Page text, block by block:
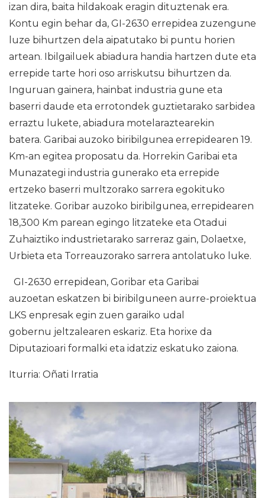
izan dira, baita hildakoak eragin dituztenak era.
Kontu egin behar da, GI-2630 errepidea zuzengune
luze bihurtzen dela aipatutako bi puntu horien
artean. Ibilgailuek abiadura handia hartzen dute eta
errepide tarte hori oso arriskutsu bihurtzen da.
Inguruan gainera, hainbat industria gune eta
baserri daude eta errotondek guztietarako sarbidea
erraztu lukete, abiadura motelaraztearekin
batera. Garibai auzoko biribilgunea errepidearen 19.
Km-an egitea proposatu da. Horrekin Garibai eta
Munazategi industria gunerako eta errepide
ertzeko baserri multzorako sarrera egokituko
litzateke. Goribar auzoko biribilgunea, errepidearen
18,300 Km parean egingo litzateke eta Otadui
Zuhaiztiko industrietarako sarreraz gain, Dolaetxe,
Urbieta eta Torreauzorako sarrera antolatuko luke.
GI-2630 errepidean, Goribar eta Garibai
auzoetan eskatzen bi biribilguneen aurre-proiektua
LKS enpresak egin zuen garaiko udal
gobernu jeltzalearen eskariz. Eta horixe da
Diputazioari formalki eta idatziz eskatuko zaiona.
Iturria: Oñati Irratia